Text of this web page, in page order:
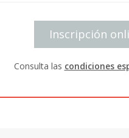
Inscripción
Consulta las condiciones